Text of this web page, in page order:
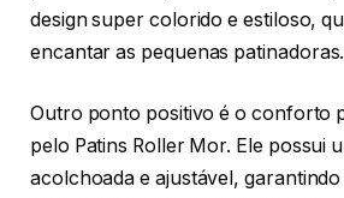
design super colorido e estiloso,
encantar as pequenas patinadoras.
Outro ponto positivo é o conforto
pelo Patins Roller Mor. Ele possui
acolchoada e ajustável,